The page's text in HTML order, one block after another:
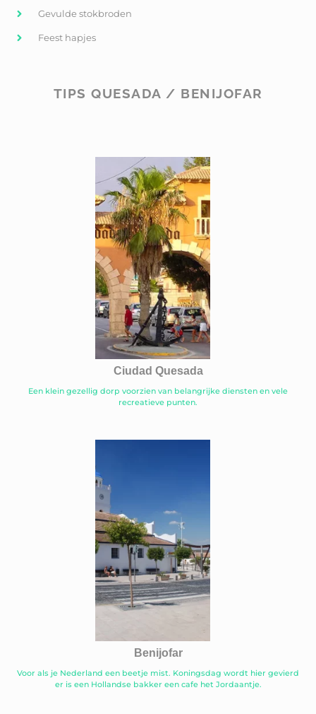
Gevulde stokbroden
Feest hapjes
TIPS QUESADA / BENIJOFAR
Ciudad Quesada
Een klein gezellig dorp voorzien van belangrijke diensten en vele
recreatieve punten.
Benijofar
Voor als je Nederland een beetje mist. Koningsdag wordt hier gevierd
er is een Hollandse bakker een cafe het Jordaantje.